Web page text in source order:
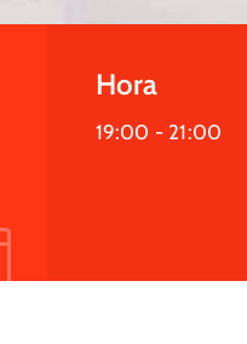
Hora
19:00 - 21:00